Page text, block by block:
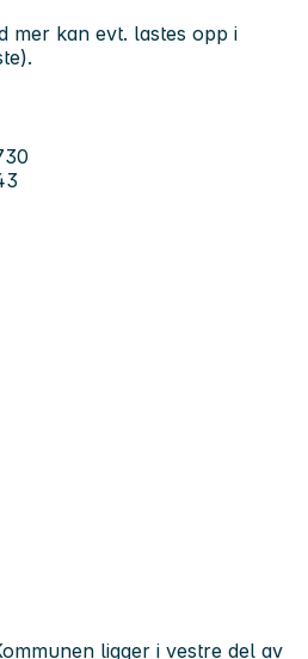
mer kan evt. lastes opp i
ligger i vestre del av